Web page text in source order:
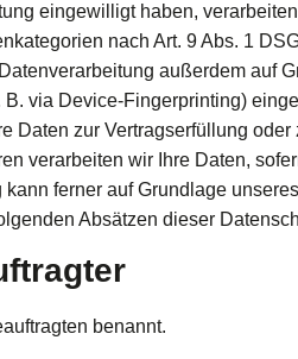
eingewilligt haben,
nach Art. 9 Abs. 1
außerdem auf
B. via Device-Fingerprinting)
Daten zur Vertragserfüllung
verarbeiten wir Ihre Daten,
ferner auf Grundlage
Absätzen dieser
benannt.